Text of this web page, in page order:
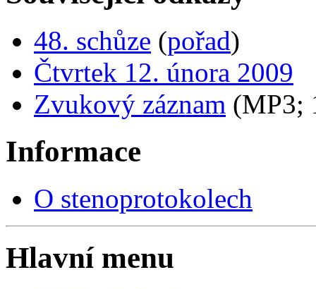
48. schůze (pořad)
Čtvrtek 12. února 2009
Zvukový záznam (MP3;
Informace
O stenoprotokolech
Hlavní menu